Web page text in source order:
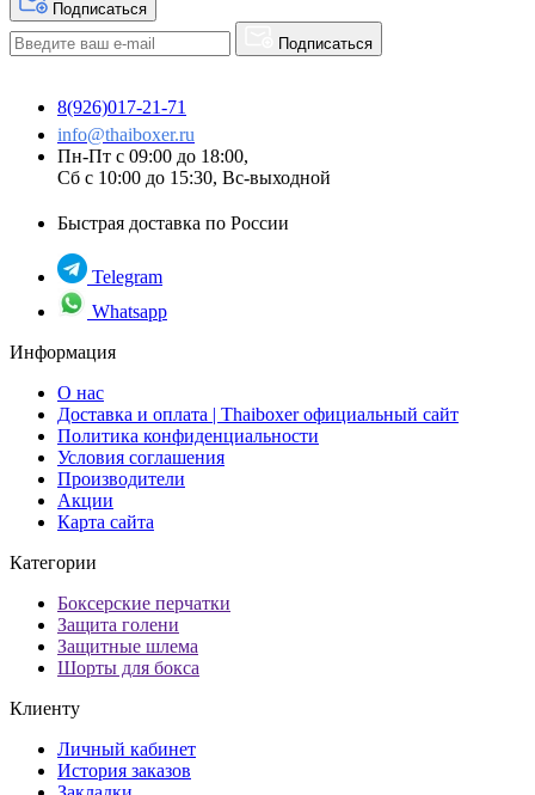
Подписаться
Подписаться
8(926)017-21-71
info@thaiboxer.ru
Пн-Пт с 09:00 до 18:00,
Сб с 10:00 до 15:30, Вс-выходной
Быстрая доставка по России
Telegram
Whatsapp
Информация
О нас
Доставка и оплата | Thaiboxer официальный сайт
Политика конфиденциальности
Условия соглашения
Производители
Акции
Карта сайта
Категории
Боксерские перчатки
Защита голени
Защитные шлема
Шорты для бокса
Клиенту
Личный кабинет
История заказов